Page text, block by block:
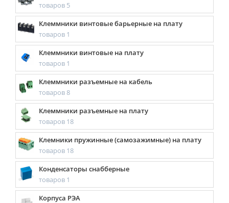
товаров 5
Клеммники винтовые барьерные на плату
товаров 1
Клеммники винтовые на плату
товаров 1
Клеммники разъемные на кабель
товаров 8
Клеммники разъемные на плату
товаров 18
Клемники пружинные (самозажимные) на плату
товаров 18
Конденсаторы снабберные
товаров 1
Корпуса РЭА